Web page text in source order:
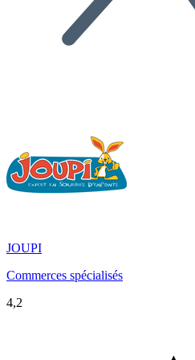
JOUPI
Commerces spécialisés
4,2